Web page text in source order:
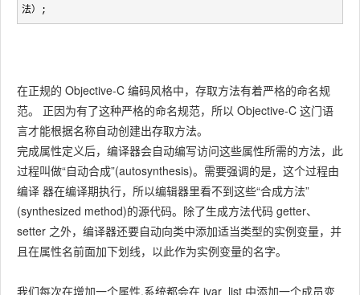
法）;
在正规的 Objective-C 编码风格中，存取方法有着严格的命名规
范。 正因为有了这种严格的命名规范，所以 Objective-C 这门语
言才能根据名称自动创建出存取方法。
完成属性定义后，编译器会自动编写访问这些属性所需的方法，此
过程叫做“自动合成”(autosynthesis)。需要强调的是，这个过程由
编译 器在编译期执行，所以编辑器里看不到这些“合成方法”
(synthesized method)的源代码。除了生成方法代码 getter、
setter 之外，编译器还要自动向类中添加适当类型的实例变量，并
且在属性名前面加下划线，以此作为实例变量的名字。
我们每次在增加一个属性,系统都会在 ivar_list 中添加一个成员变